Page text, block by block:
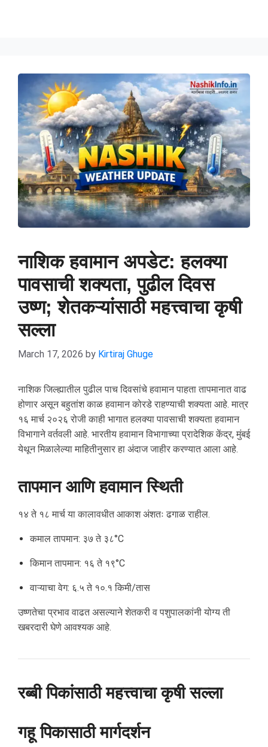
नाशिक हवामान अपडेट: हलक्या
पावसाची शक्यता, पुढील दिवस
उष्ण; शेतकऱ्यांसाठी महत्त्वाचा कृषी
सल्ला
March 17, 2026 by Kirtiraj Ghuge
नाशिक जिल्ह्यातील पुढील पाच दिवसांचे हवामान पाहता तापमानात वाढ
होणार असून बहुतांश काळ हवामान कोरडे राहण्याची शक्यता आहे. मात्र
१६ मार्च २०२६ रोजी काही भागात हलक्या पावसाची शक्यता हवामान
विभागाने वर्तवली आहे. भारतीय हवामान विभागाच्या प्रादेशिक केंद्र, मुंबई
येथून मिळालेल्या माहितीनुसार हा अंदाज जाहीर करण्यात आला आहे.
तापमान आणि हवामान स्थिती
१४ ते १८ मार्च या कालावधीत आकाश अंशतः ढगाळ राहील.
कमाल तापमान: ३७ ते ३८°C
किमान तापमान: १६ ते १९°C
वाऱ्याचा वेग: ६.५ ते १०.१ किमी/तास
उष्णतेचा प्रभाव वाढत असल्याने शेतकरी व पशुपालकांनी योग्य ती
खबरदारी घेणे आवश्यक आहे.
रब्बी पिकांसाठी महत्त्वाचा कृषी सल्ला
गहू पिकासाठी मार्गदर्शन